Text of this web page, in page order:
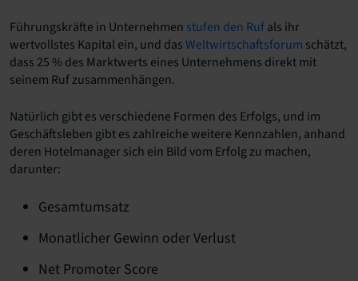
Führungskräfte in Unternehmen stufen den Rufals ihr
wertvollstes Kapital ein, und dasWeltwirtschaftsforum schätzt,
dass 25 % des Marktwerts eines Unternehmens direkt mit
seinem Ruf zusammenhängen.
Natürlich gibt es verschiedene Formen des Erfolgs, und im
Geschäftsleben gibt es zahlreiche weitere Kennzahlen, anhand
deren Hotelmanager sich ein Bild vom Erfolg zu machen,
darunter:
Gesamtumsatz
Monatlicher Gewinn oder Verlust
Net Promoter Score